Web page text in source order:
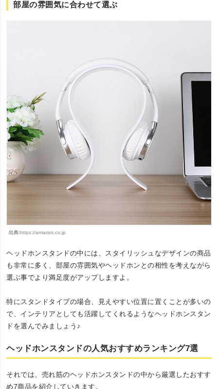
部屋の雰囲気に合わせて選ぶ
出典:https://amazon.co.jp
ヘッドホンスタンドの中には、スタイリッシュなデザインの商品
も非常に多く、部屋の雰囲気やヘッドホンとの相性を考えながら
選ぶ事でより満足度がアップしますよ。
特にスタンドタイプの場合、見えやすい位置に置くことが多いの
で、インテリアとしても活躍してくれるようなヘッドホンスタン
ドを選んでみましょう♪
ヘッドホンスタンドの人気おすすめランキング7選
それでは、売れ筋のヘッドホンスタンドの中から厳選したおすす
め7商品を紹介していきます。